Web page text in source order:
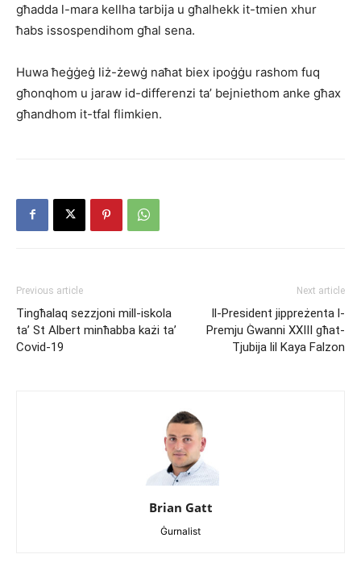
għadda l-mara kellha tarbija u għalhekk it-tmien xhur
ħabs issospendihom għal sena.
Huwa ħeġġeġ liż-żewġ naħat biex ipoġġu rashom fuq
għonqhom u jaraw id-differenzi ta’ bejniethom anke għax
għandhom it-tfal flimkien.
Previous article
Tingħalaq sezzjoni mill-iskola
ta’ St Albert minħabba każi ta’
Covid-19
Next article
Il-President jippreżenta l-
Premju Ġwanni XXIII għat-
Tjubija lil Kaya Falzon
Brian Gatt
Ġurnalist